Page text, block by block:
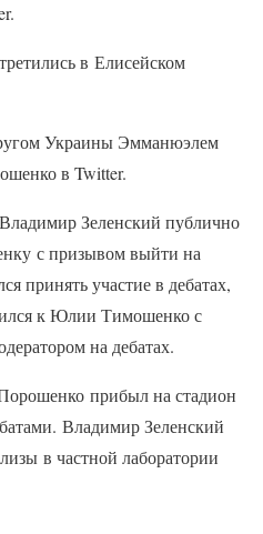
в Елисейском
Украины Эмманюэлем
в Twitter.
Зеленский публично
с призывом выйти на
принять участие в дебатах,
к Юлии Тимошенко с
на дебатах.
прибыл на стадион
Владимир Зеленский
в частной лаборатории